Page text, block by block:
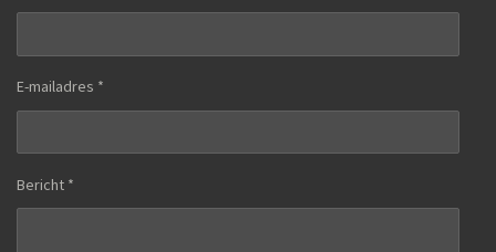
E-mailadres *
Bericht *